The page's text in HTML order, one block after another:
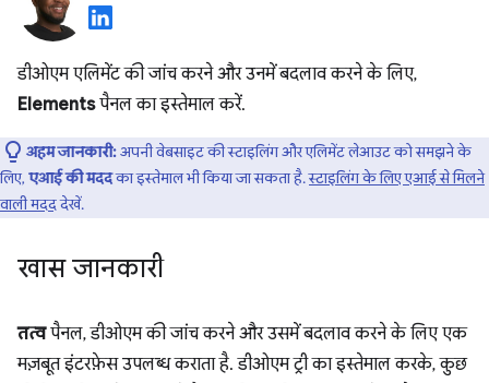
डीओएम एलिमेंट की जांच करने और उनमें बदलाव करने के लिए,
Elementsपैनल का इस्तेमाल करें.
अहम जानकारी:अपनी वेबसाइट की स्टाइलिंग और एलिमेंट लेआउट को समझने के
लिए, एआई की मददका इस्तेमाल भी किया जा सकता है.स्टाइलिंग के लिए एआई से मिलने
वाली मदददेखें.
खास जानकारी
तत्वपैनल, डीओएम की जांच करने और उसमें बदलाव करने के लिए एक
मज़बूत इंटरफ़ेस उपलब्ध कराता है. डीओएम ट्री का इस्तेमाल करके, कुछ